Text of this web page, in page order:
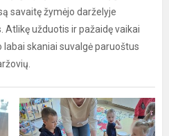
savaitę žymėjo darželyje
Atlikę užduotis ir pažaidę vaikai
skaniai suvalgė paruoštus